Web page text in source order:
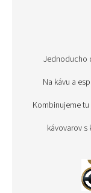
Jednoducho
Na kávu a
Kombinujeme
kávovarov